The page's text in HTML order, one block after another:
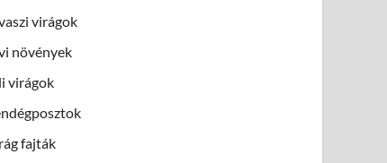
virágok
növények
virágok
fajták